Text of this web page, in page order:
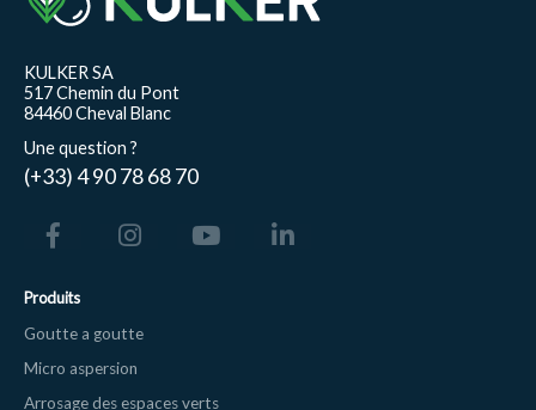
KULKER SA
517 Chemin du Pont
84460 Cheval Blanc
Une question ?
(+33) 4 90 78 68 70
Produits
Goutte a goutte
Micro aspersion
Arrosage des espaces verts